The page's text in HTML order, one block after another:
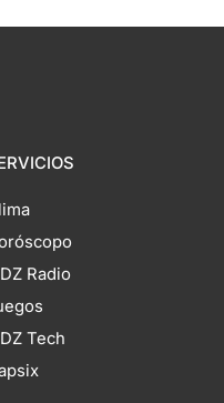
Radio
Tech